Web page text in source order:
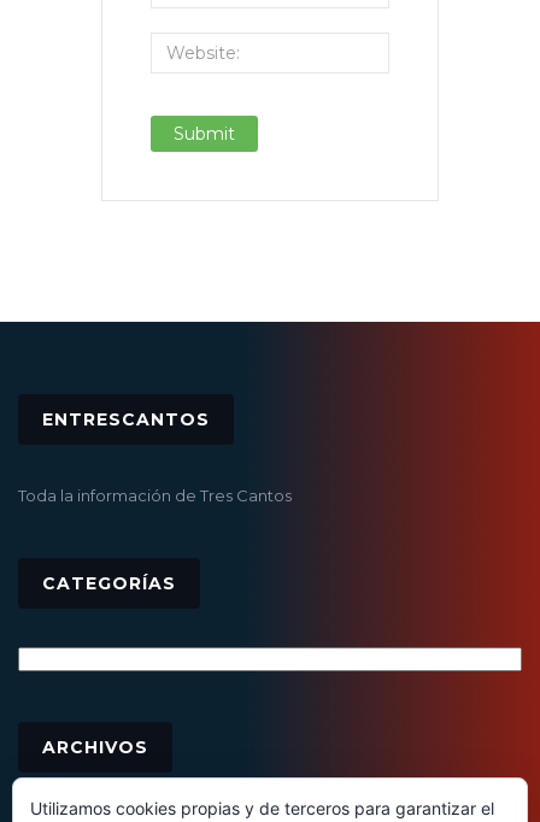
ENTRESCANTOS
Toda la información de Tres Cantos
CATEGORÍAS
ARCHIVOS
Utilizamos cookies propias y de terceros para garantizar el